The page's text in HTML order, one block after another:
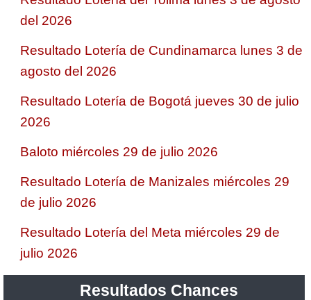
del 2026
Resultado Lotería de Cundinamarca lunes 3 de
agosto del 2026
Resultado Lotería de Bogotá jueves 30 de julio
2026
Baloto miércoles 29 de julio 2026
Resultado Lotería de Manizales miércoles 29
de julio 2026
Resultado Lotería del Meta miércoles 29 de
julio 2026
Resultados Chances